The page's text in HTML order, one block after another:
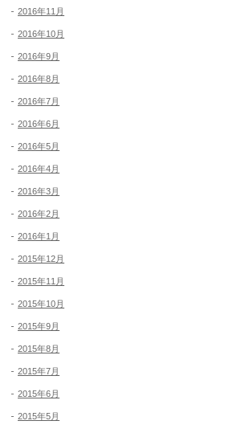
2016年11月
2016年10月
2016年9月
2016年8月
2016年7月
2016年6月
2016年5月
2016年4月
2016年3月
2016年2月
2016年1月
2015年12月
2015年11月
2015年10月
2015年9月
2015年8月
2015年7月
2015年6月
2015年5月